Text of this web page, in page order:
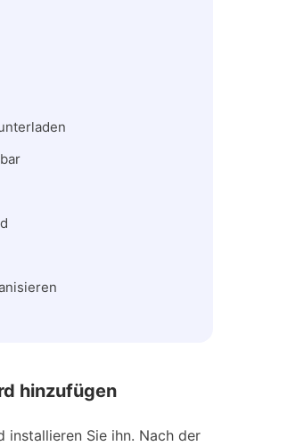
hinzufügen
installieren Sie ihn. Nach der